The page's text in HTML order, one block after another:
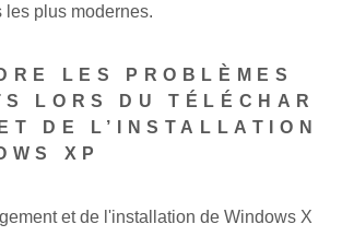
les plus modernes.
LES PROBLÈMES
LORS DU TÉLÉCHAR
DE L’INSTALLATION
XP
et de l'installation de Windows X